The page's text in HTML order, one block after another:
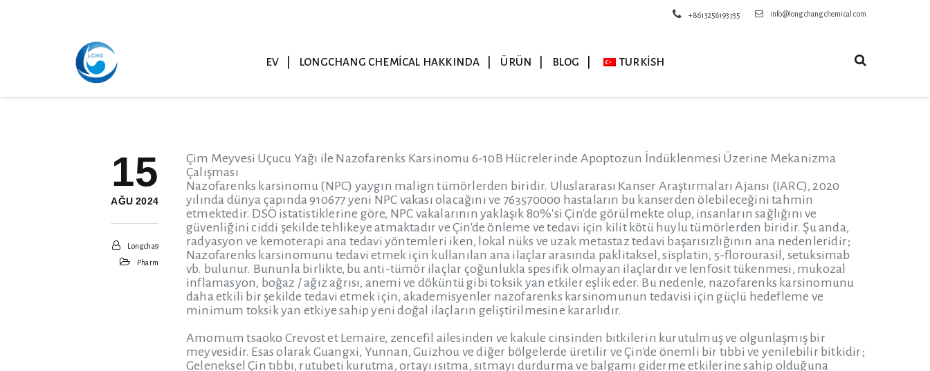
info@longchangchemical.com
+8613256193735
EV LONGCHANG CHEMICAL HAKKINDA ÜRÜN BLOG TURKISH
15
AĞU 2024
Longcha9
Pharm
Çim Meyvesi Uçucu Yağı ile Nazofarenks Karsinomu 6-10B Hücrelerinde Apoptozun İndüklenmesi Üzerine Mekanizma
Çalışması
Nazofarenks karsinomu (NPC) yaygın malign tümörlerden biridir. Uluslararası Kanser Araştırmaları Ajansı (IARC), 2020
yılında dünya çapında 910677 yeni NPC vakası olacağını ve 763570000 hastaların bu kanserden ölebileceğini tahmin
etmektedir. DSÖ istatistiklerine göre, NPC vakalarının yaklaşık 80%'si Çin'de görülmekte olup, insanların sağlığını ve
güvenliğini ciddi şekilde tehlikeye atmaktadır ve Çin'de önleme ve tedavi için kilit kötü huylu tümörlerden biridir. Şu anda,
radyasyon ve kemoterapi ana tedavi yöntemleri iken, lokal nüks ve uzak metastaz tedavi başarısızlığının ana nedenleridir;
Nazofarenks karsinomunu tedavi etmek için kullanılan ana ilaçlar arasında paklitaksel, sisplatin, 5-florourasil, setuksimab
vb. bulunur. Bununla birlikte, bu anti-tümör ilaçlar çoğunlukla spesifik olmayan ilaçlardır ve lenfosit tükenmesi, mukozal
inflamasyon, boğaz / ağız ağrısı, anemi ve döküntü gibi toksik yan etkiler eşlik eder. Bu nedenle, nazofarenks karsinomunu
daha etkili bir şekilde tedavi etmek için, akademisyenler nazofarenks karsinomunun tedavisi için güçlü hedefleme ve
minimum toksik yan etkiye sahip yeni doğal ilaçların geliştirilmesine kararlıdır.
Amomum tsaoko Crevost et Lemaire, zencefil ailesinden ve kakule cinsinden bitkilerin kurutulmuş ve olgunlaşmış bir
meyvesidir. Esas olarak Guangxi, Yunnan, Guizhou ve diğer bölgelerde üretilir ve Çin'de önemli bir tıbbi ve yenilebilir bitkidir;
Geleneksel Çin tıbbı, rutubeti kurutma, ortayı ısıtma, sıtmayı durdurma ve balgamı giderme etkilerine sahip olduğuna